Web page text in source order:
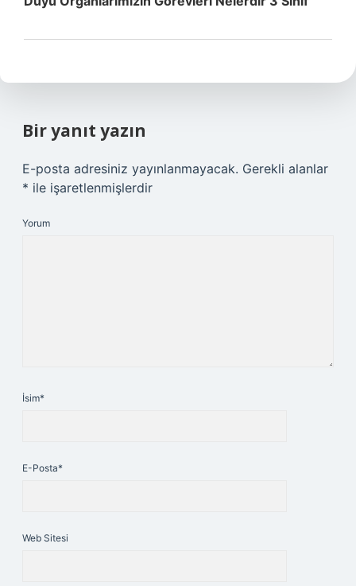
Bir yanıt yazın
E-posta adresiniz yayınlanmayacak. Gerekli alanlar
* ile işaretlenmişlerdir
Yorum
İsim*
E-Posta*
Web Sitesi